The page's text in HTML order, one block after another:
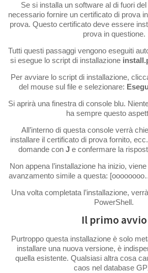
Se si installa un software al di fuori
necessario fornire un certificato di prova
prova. Questo certificato deve essere
prova in questione.
Tutti questi passaggi vengono eseguiti
si esegue lo script di installazione
Per avviare lo script di installazione,
del mouse sul file e selezionare:
Si aprirà una finestra di console blu.
ha sempre questo
All’interno di questa console verrà
installare il certificato di prova fornito,
domande con J e confermare la
Non appena l’installazione ha inizio,
avanzamento simile a questa:
Una volta completata l’installazione,
PowerShell.
Il primo avvio
Purtroppo questa installazione è solo
installare una nuova versione, è
quella esistente. Qualsiasi altra cosa
caos nel database